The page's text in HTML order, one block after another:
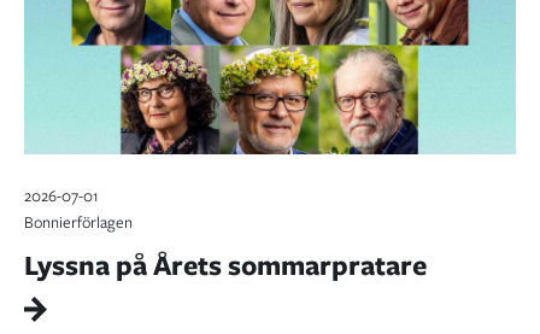
2026-07-01
Bonnierförlagen
Lyssna på Årets sommarpratare